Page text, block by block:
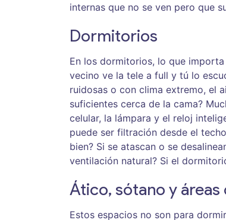
internas que no se ven pero que
Dormitorios
En los dormitorios, lo que
vecino ve la tele a full y tú lo
ruidosas o con clima extremo, el
suficientes cerca de la cama?
celular, la lámpara y el reloj
puede ser filtración desde el
bien? Si se atascan o se
ventilación natural? Si el
Ático, sótano y
Estos espacios no son para